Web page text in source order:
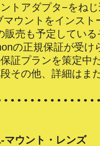
トアダプタ−をね
ウントをインスト
販売も予定してい
の正規保証が受け
証プランを策定中
その他、詳細はま
• • • • • • • • • • • • •
マウント・レンズ